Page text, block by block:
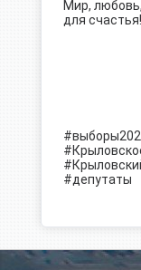
Мир,
для счастья!
#депутаты